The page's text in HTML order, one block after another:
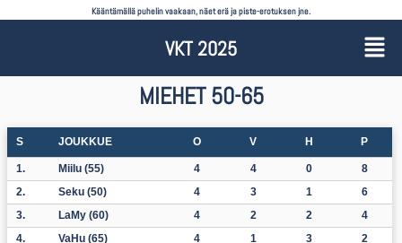
Kääntämällä puhelin vaakaan, näet erä ja piste-erotuksen jne.
VKT 2025
MIEHET 50-65
S JOUKKUE O V H P
1. Miilu (55) 4 4 0
8
2.
Seku (50) 4 3 1
6
3.
LaMy (60) 4 2 2
4
4.
VaHu (65) 4 1 3
2